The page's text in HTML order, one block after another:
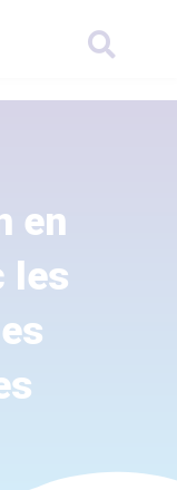
en
les